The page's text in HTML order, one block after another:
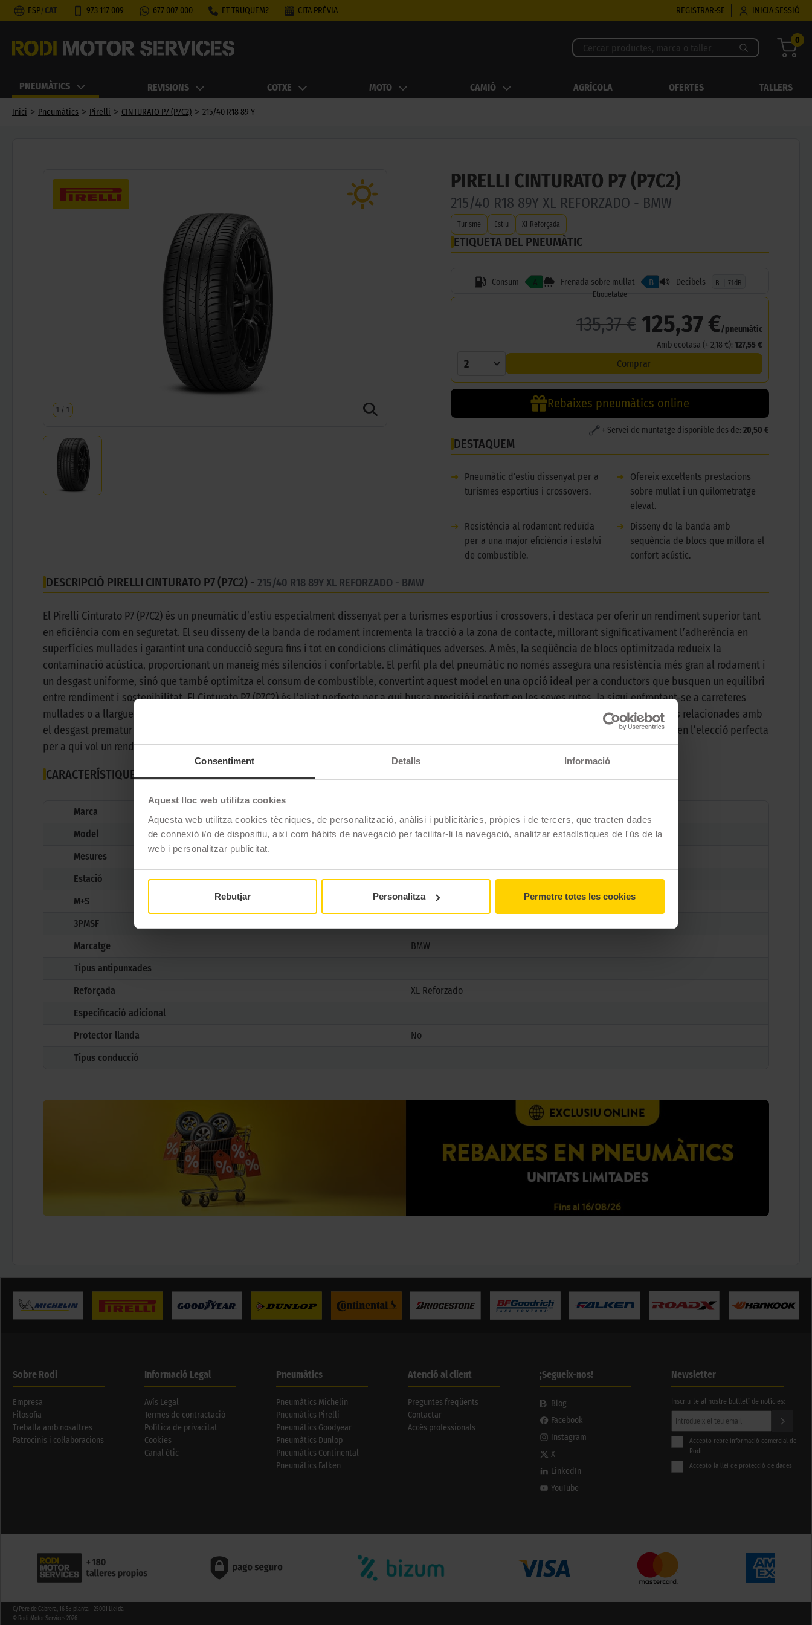
Consentiment Detalls Informació
Aquest lloc web utilitza cookies
Aquesta web utilitza cookies tècniques, de personalització, anàlisi i publicitàries, pròpies i de tercers, que tracten dades
de connexió i/o de dispositiu, així com hàbits de navegació per facilitar-li la navegació, analitzar estadístiques de l'ús de la
web i personalitzar publicitat.
Rebutjar Personalitza Permetre totes les cookies
ESP/CAT 973 117 009 677 007 000 ET TRUQUEM? CITA PRÈVIA REGISTRAR-SE INICIA SESSIÓ
0
PNEUMÀTICS REVISIONS COTXE MOTO CAMIÓ AGRÍCOLA OFERTES TALLERS
Inici > Pneumàtics > Pirelli > CINTURATO P7 (P7C2) > 215/40 R18 89 Y
1 / 1
PIRELLI CINTURATO P7 (P7C2)
215/40 R18 89Y XL REFORZADO - BMW
Turisme Estiu Xl-Reforçada
ETIQUETA DEL PNEUMÀTIC
Consum A Frenada sobre mullat B Decibels B
71dB
Etiquetatge
135,37 € 125,37 €/pneumàtic
Amb ecotasa (+ 2,18 €): 127,55 €
2 Comprar
Rebaixes pneumàtics online
+ Servei de muntatge disponible des de: 20,50 €
DESTAQUEM
➜
Pneumàtic d’estiu dissenyat per a
turismes esportius i crossovers.
➜
Ofereix excel·lents prestacions
sobre mullat i un quilometratge
elevat.
➜
Resistència al rodament reduïda
per a una major eficiència i estalvi
de combustible.
➜
Disseny de la banda amb
seqüència de blocs que millora el
confort acústic.
DESCRIPCIÓ PIRELLI CINTURATO P7 (P7C2) - 215/40 R18 89Y XL REFORZADO - BMW
El Pirelli Cinturato P7 (P7C2) és un pneumàtic d’estiu especialment dissenyat per a turismes esportius i crossovers, i destaca per oferir un rendiment superior tant
en eficiència com en seguretat. El seu disseny de la banda de rodament incrementa la tracció a la zona de contacte, millorant significativament l’adherència en
superfícies mullades i garantint una conducció segura fins i tot en condicions climàtiques adverses. A més, la seqüència de blocs optimitzada redueix la
contaminació acústica, proporcionant un maneig més silenciós i confortable. El perfil pla del pneumàtic no només assegura una resistència més gran al rodament i
un desgast uniforme, sinó que també optimitza el consum de combustible, convertint aquest model en una opció ideal per a conductors que busquen un equilibri
entre rendiment i sostenibilitat. El Cinturato P7 (P7C2) és l’aliat perfecte per a qui busca precisió i confort en les seves rutes. Ja sigui enfrontant-se a carreteres
mullades o a llargues distàncies per autopista, aquest model garanteix una experiència de conducció fluida i eficient, eliminant preocupacions relacionades amb
el desgast prematur o el soroll excessiu. Amb un disseny que combina tecnologia avançada i adaptabilitat, el Cinturato P7 (P7C2) es converteix en l’elecció perfecta
per a qui vol un rendiment excepcional sense renunciar a l’eficiència ni al confort.
CARACTERÍSTIQUES TÈCNIQUES
Marca
Model
CINTURATO P7 (P7C2)
Mesures
Estació
Estiu
M+S
No
3PMSF
Marcatge
BMW
Tipus antipunxades
Reforçada
XL Reforzado
Especificació adicional
Protector llanda
No
Tipus conducció
Sobre Rodi
Empresa
Filosofia
Treballa amb nosaltres
Patrocinis i col·laboracions
Informació Legal
Avís Legal
Termes de contractació
Política de privacitat
Cookies
Canal ètic
Pneumàtics
Pneumàtics Michelin
Pneumàtics Pirelli
Pneumàtics Goodyear
Pneumàtics Dunlop
Pneumàtics Continental
Pneumàtics Falken
Atenció al client
Preguntes freqüents
Contactar
Accés professionals
¡Segueix-nos!
Blog
Facebook
Instagram
X
LinkedIn
YouTube
Newsletter
Inscriu-te al nostre butlletí de notícies:
Accepto rebre informació comercial de
Rodi
Accepto la llei de protecció de dades
C/Pere de Cabrera, 16 5ª planta - 25001 Lleida
© Rodi Motor Services 2026